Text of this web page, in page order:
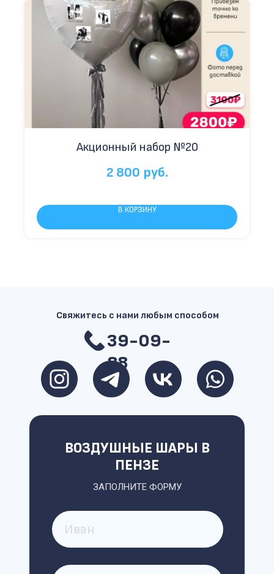
Акционный набор №20
2 800 руб.
В КОРЗИНУ
39-09-
88
ЗАПОЛНИТЕ ФОРМУ
ВОЗДУШНЫЕ ШАРЫ В
ПЕНЗЕ
Свяжитесь с нами любым способом